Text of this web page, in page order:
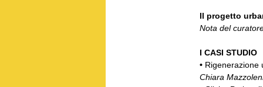
Il progetto
Nota del
I CASI STUDIO
• Rigenerazione
Chiara